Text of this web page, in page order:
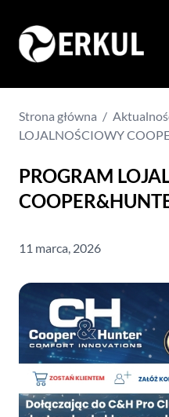
Strona główna /
LOJALNOŚCIOWY
PROGRAM
11 marca, 2026